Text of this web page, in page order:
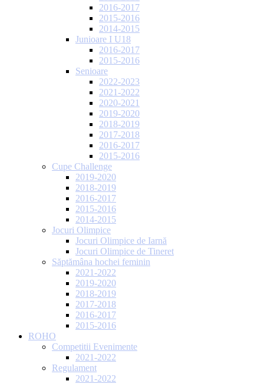
2016-2017
2015-2016
2014-2015
Junioare I U18
2016-2017
2015-2016
Senioare
2022-2023
2021-2022
2020-2021
2019-2020
2018-2019
2017-2018
2016-2017
2015-2016
Cupe Challenge
2019-2020
2018-2019
2016-2017
2015-2016
2014-2015
Jocuri Olimpice
Jocuri Olimpice de Iarnă
Jocuri Olimpice de Tineret
Săptămâna hochei feminin
2021-2022
2019-2020
2018-2019
2017-2018
2016-2017
2015-2016
ROHO
Competitii Evenimente
2021-2022
Regulament
2021-2022